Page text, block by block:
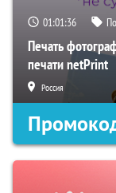
01:01:35
Печать
печати netPrint
Россия